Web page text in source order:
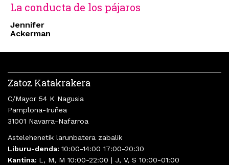
La conducta de los pájaros
Jennifer
Ackerman
Zatoz Katakrakera
C/Mayor 54 K Nagusia
Pamplona-Iruñea
31001 Navarra-Nafarroa
Astelehenetik larunbatera zabalik
Liburu-denda: 10:00-14:00 17:00-20:30
Kantina: L, M, M 10:00-22:00 | J, V, S 10:00-01:00